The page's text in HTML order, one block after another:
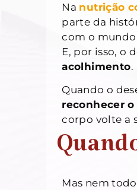
Na nutrição
parte da
com o
E, por isso, o
acolhimento.
Quando o
reconhecer
corpo volte a
Mas nem